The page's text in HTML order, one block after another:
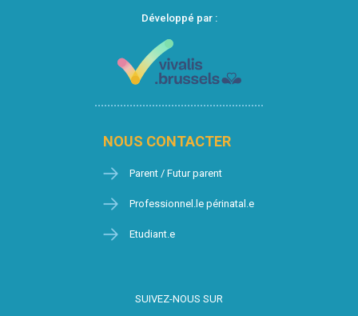
Développé par :
NOUS CONTACTER
Parent / Futur parent
Professionnel.le périnatal.e
Etudiant.e
SUIVEZ-NOUS SUR